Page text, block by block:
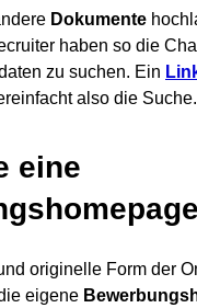
Dokumente
haben so die
zu suchen. Ein
also die Suche.
eine
originelle Form der
eigene